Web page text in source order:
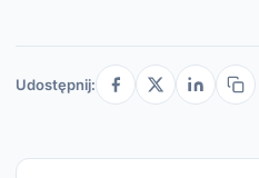
Udostępnij: